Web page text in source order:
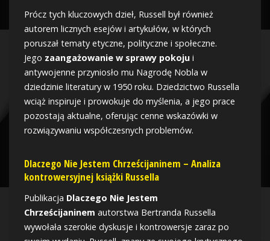
Prócz tych kluczowych dzieł, Russell był również
autorem licznych esejów i artykułów, w których
poruszał tematy etyczne, polityczne i społeczne.
Jego zaangażowanie w sprawy pokoju i
antywojenne przyniosło mu Nagrodę Nobla w
dziedzinie literatury w 1950 roku. Dziedzictwo Russella
wciąż inspiruje i prowokuje do myślenia, a jego prace
pozostają aktualne, oferując cenne wskazówki w
rozwiązywaniu współczesnych problemów.
Dlaczego Nie Jestem Chrześcijaninem – Analiza
kontrowersyjnej książki Russella
Publikacja Dlaczego Nie Jestem
Chrześcijaninem autorstwa Bertranda Russella
wywołała szerokie dyskusje i kontrowersje zaraz po